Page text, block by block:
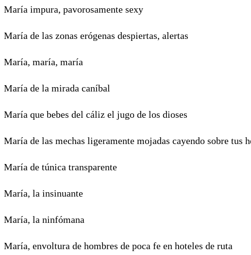
María impura, pavorosamente sexy
María de las zonas erógenas despiertas, alertas
María, maría, maría
María de la mirada caníbal
María que bebes del cáliz el jugo de los dioses
María de las mechas ligeramente mojadas cayendo sobre tus
María de túnica transparente
María, la insinuante
María, la ninfómana
María, envoltura de hombres de poca fe en hoteles de ruta